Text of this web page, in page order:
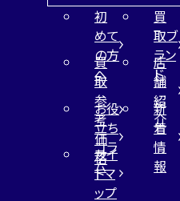
初
めて
の方
へ
買
取ブ
ラン
ド
買
取
参
考
価
格
店
舗
紹
介
お役
立ち
コラ
ム
新
着
情
報
サイ
トマ
ップ